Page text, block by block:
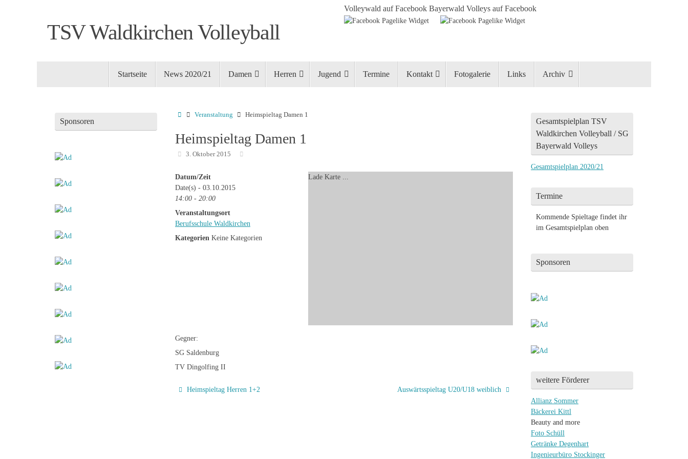
TSV Waldkirchen Volleyball
Volleywald auf Facebook Bayerwald Volleys auf Facebook
Startseite News 2020/21 Damen Herren Jugend Termine Kontakt Fotogalerie Links Archiv
Startseite
Veranstaltung Heimspieltag Damen 1
Heimspieltag Damen 1
3. Oktober 2015
Lade Karte ...
Datum/Zeit
Date(s) - 03.10.2015
14:00 - 20:00
Veranstaltungsort
Berufsschule Waldkirchen
Kategorien Keine Kategorien
Gegner:
SG Saldenburg
TV Dingolfing II
Heimspieltag Herren 1+2 Auswärtsspieltag U20/U18 weiblich
Sponsoren
Gesamtspielplan TSV
Waldkirchen Volleyball / SG
Bayerwald Volleys
Gesamtspielplan 2020/21
Termine
Kommende Spieltage findet ihr
im Gesamtspielplan oben
Sponsoren
weitere Förderer
Allianz Sommer
Bäckerei Kittl
Beauty and more
Foto Schüll
Getränke Degenhart
Ingenieurbüro Stockinger